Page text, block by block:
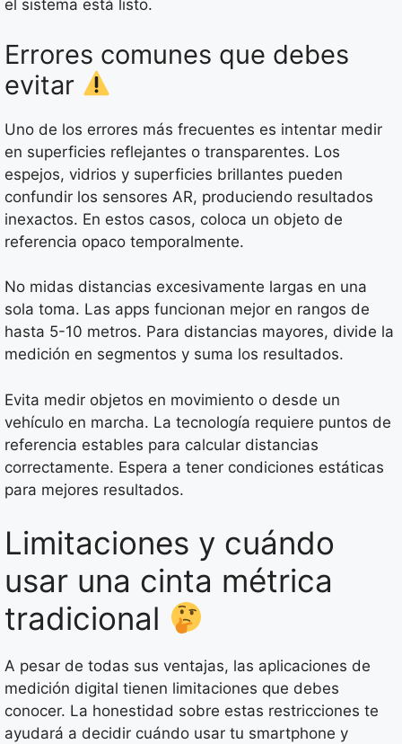
el sistema está listo.
Errores comunes que debes
evitar
Uno de los errores más frecuentes es intentar medir
en superficies reflejantes o transparentes. Los
espejos, vidrios y superficies brillantes pueden
confundir los sensores AR, produciendo resultados
inexactos. En estos casos, coloca un objeto de
referencia opaco temporalmente.
No midas distancias excesivamente largas en una
sola toma. Las apps funcionan mejor en rangos de
hasta 5-10 metros. Para distancias mayores, divide la
medición en segmentos y suma los resultados.
Evita medir objetos en movimiento o desde un
vehículo en marcha. La tecnología requiere puntos de
referencia estables para calcular distancias
correctamente. Espera a tener condiciones estáticas
para mejores resultados.
Limitaciones y cuándo
usar una cinta métrica
tradicional
A pesar de todas sus ventajas, las aplicaciones de
medición digital tienen limitaciones que debes
conocer. La honestidad sobre estas restricciones te
ayudará a decidir cuándo usar tu smartphone y